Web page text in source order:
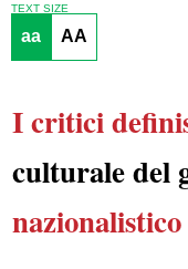
TEXT SIZE
aa AA
I critici
culturale del
nazionalistico